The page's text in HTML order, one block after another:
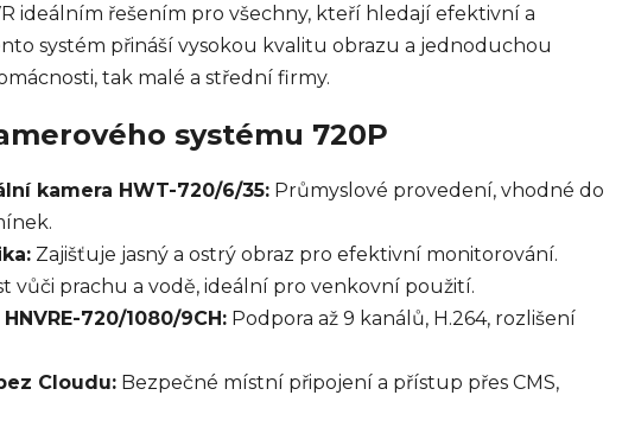
ideálním řešením pro všechny, kteří hledají efektivní a
systém přináší vysokou kvalitu obrazu a jednoduchou
tak malé a střední firmy.
systému 720P
kamera HWT-720/6/35: Průmyslové provedení, vhodné do
Zajišťuje jasný a ostrý obraz pro efektivní monitorování.
vůči prachu a vodě, ideální pro venkovní použití.
720/1080/9CH: Podpora až 9 kanálů, H.264, rozlišení
Cloudu: Bezpečné místní připojení a přístup přes CMS,